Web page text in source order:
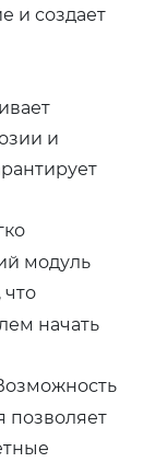
и создает
и
модуль
, что
начать
позволяет